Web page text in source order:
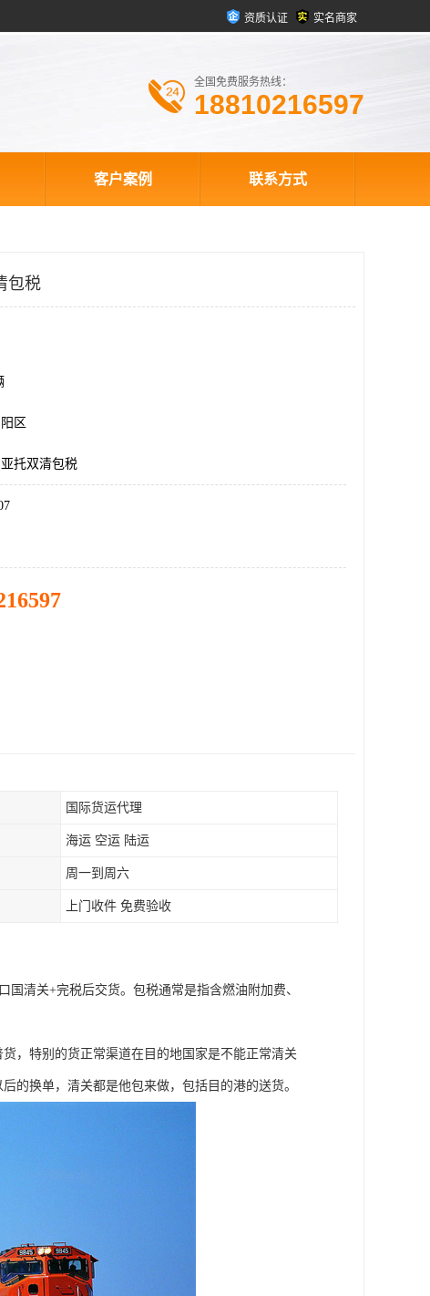
资质认证 实名商家
全国免费服务热线：
18810216597
客户案例 联系方式
包税
区
托双清包税
国际货运代理
海运 空运 陆运
周一到周六
上门收件 免费验收
清关+完税后交货。包税通常是指含燃油附加费、
，特别的货正常渠道在目的地国家是不能正常清关
的换单，清关都是他包来做，包括目的港的送货。